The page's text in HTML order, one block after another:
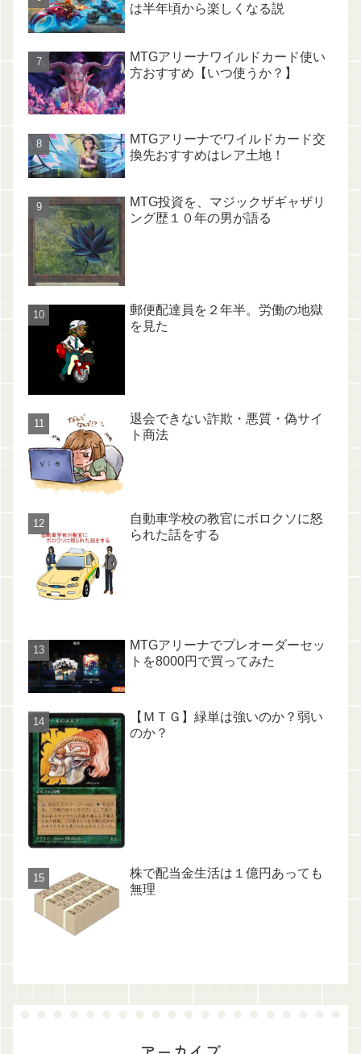
は半年頃から楽しくなる説
MTGアリーナワイルドカード使い
方おすすめ【いつ使うか？】
MTGアリーナでワイルドカード交
換先おすすめはレア土地！
MTG投資を、マジックザギャザリ
ング歴１０年の男が語る
郵便配達員を２年半。労働の地獄
を見た
退会できない詐欺・悪質・偽サイ
ト商法
自動車学校の教官にボロクソに怒
られた話をする
MTGアリーナでプレオーダーセッ
トを8000円で買ってみた
【ＭＴＧ】緑単は強いのか？弱い
のか？
株で配当金生活は１億円あっても
無理